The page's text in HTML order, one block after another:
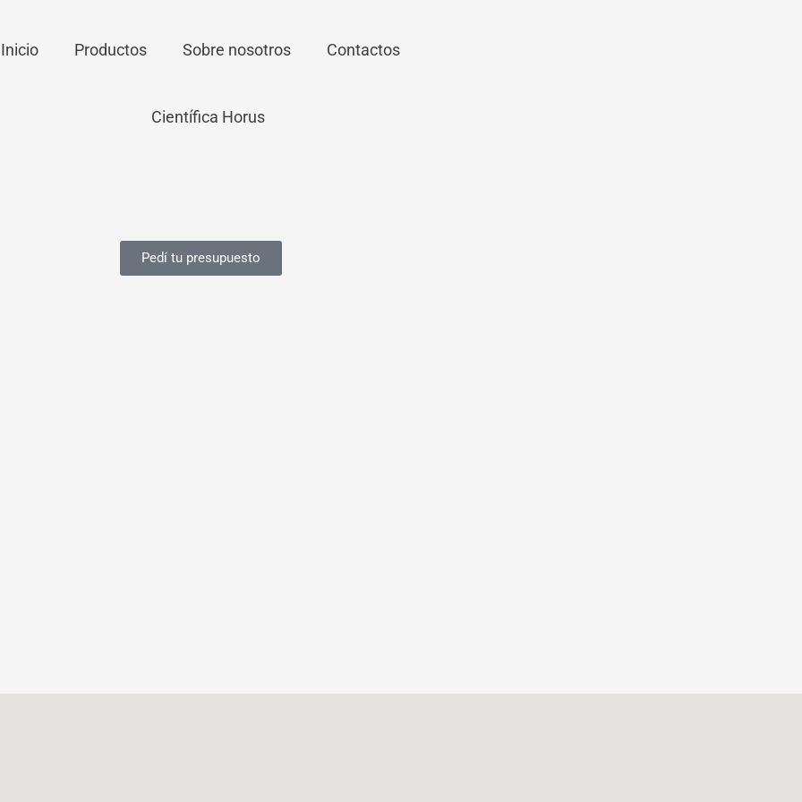
Inicio Productos Sobre nosotros Contactos
Pedí tu presupuesto